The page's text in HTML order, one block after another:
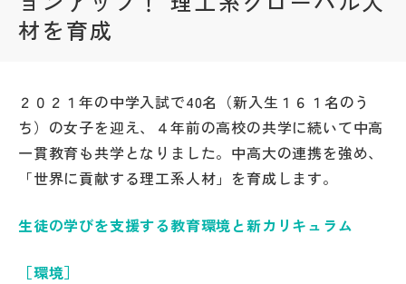
私学探検隊
説明会・イベント情報
よみもの
学校からのお知らせ
材を育成
２０２１年の中学入試で40名（新入生１６１名のう
ち）の女子を迎え、４年前の高校の共学に続いて中高
一貫教育も共学となりました。中高大の連携を強め、
「世界に貢献する理工系人材」を育成します。
生徒の学びを支援する教育環境と新カリキュラム
［環境］